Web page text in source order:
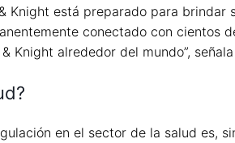
Knight está preparado para
conectado con cientos
alrededor del mundo”,
en el sector de la salud es,